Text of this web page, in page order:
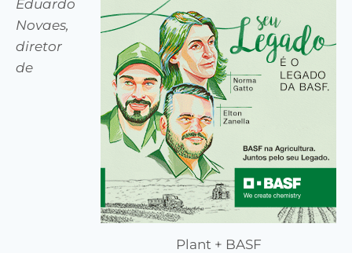
Plant + BASF
Eduardo
Novaes,
diretor
de